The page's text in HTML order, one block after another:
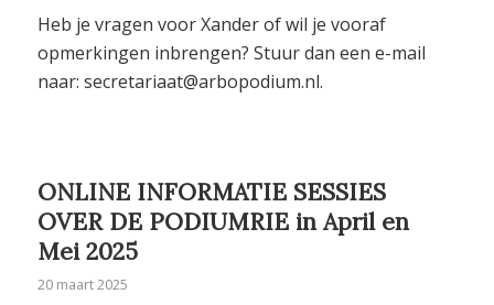
Heb je vragen voor Xander of wil je vooraf
opmerkingen inbrengen? Stuur dan een e-mail
naar: secretariaat@arbopodium.nl.
ONLINE INFORMATIE SESSIES
OVER DE PODIUMRIE in April en
Mei 2025
20 maart 2025